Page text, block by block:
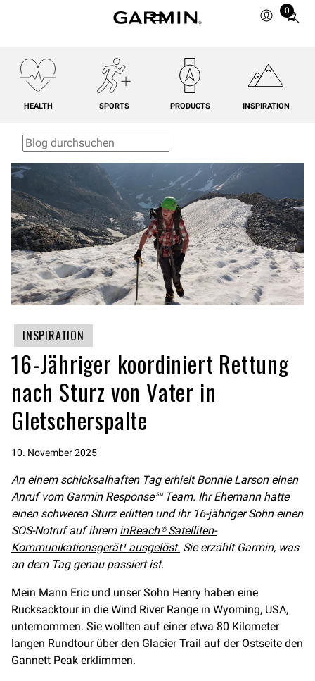
0
Total
0
HEALTH SPORTS PRODUCTS INSPIRATION
INSPIRATION
16-Jähriger koordiniert Rettung
nach Sturz von Vater in
Gletscherspalte
10. November 2025
An einem schicksalhaften Tag erhielt Bonnie Larson einen
Anruf vom Garmin Response℠ Team. Ihr Ehemann hatte
einen schweren Sturz erlitten und ihr 16-jähriger Sohn einen
SOS-Notruf auf ihrem inReach® Satelliten-
Kommunikationsgerät¹ ausgelöst. Sie erzählt Garmin, was
an dem Tag genau passiert ist.
Mein Mann Eric und unser Sohn Henry haben eine
Rucksacktour in die Wind River Range in Wyoming, USA,
unternommen. Sie wollten auf einer etwa 80 Kilometer
langen Rundtour über den Glacier Trail auf der Ostseite den
Gannett Peak erklimmen.